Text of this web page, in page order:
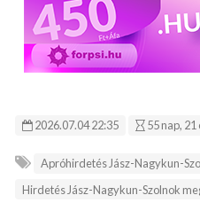
2026.07.04 22:35 55 nap, 21
Apróhirdetés Jász-Nagykun-
Hirdetés Jász-Nagykun-Szolnok